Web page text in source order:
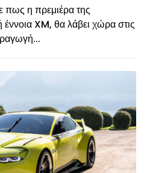
η πρεμιέρα της
XM, θα λάβει χώρα στις